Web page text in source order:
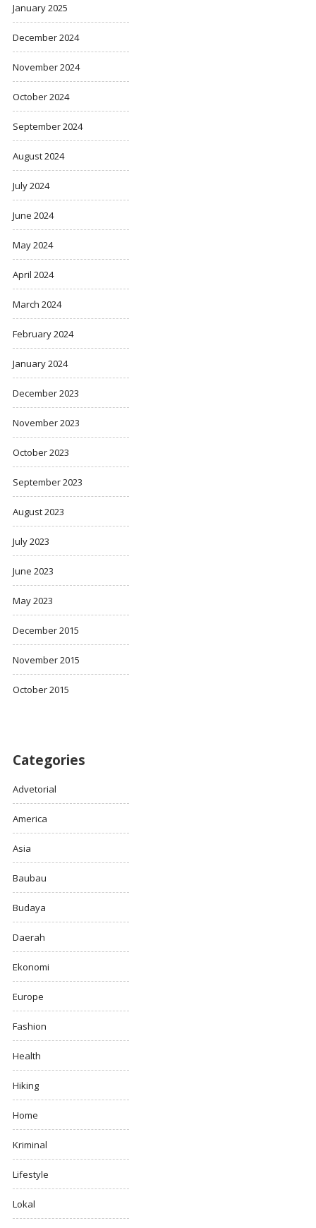
January 2025
December 2024
November 2024
October 2024
September 2024
August 2024
July 2024
June 2024
May 2024
April 2024
March 2024
February 2024
January 2024
December 2023
November 2023
October 2023
September 2023
August 2023
July 2023
June 2023
May 2023
December 2015
November 2015
October 2015
Categories
Advetorial
America
Asia
Baubau
Budaya
Daerah
Ekonomi
Europe
Fashion
Health
Hiking
Home
Kriminal
Lifestyle
Lokal